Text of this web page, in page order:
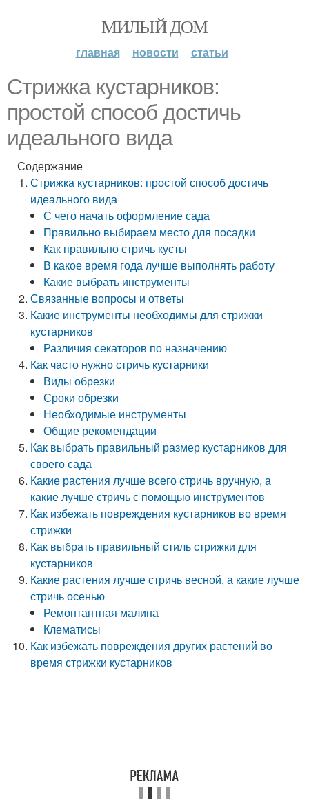
МИЛЫЙ ДОМ
главная новости статьи
Стрижка кустарников:
простой способ достичь
идеального вида
Содержание
Стрижка кустарников: простой способ достичь
идеального вида
С чего начать оформление сада
Правильно выбираем место для посадки
Как правильно стричь кусты
В какое время года лучше выполнять работу
Какие выбрать инструменты
Связанные вопросы и ответы
Какие инструменты необходимы для стрижки
кустарников
Различия секаторов по назначению
Как часто нужно стричь кустарники
Виды обрезки
Сроки обрезки
Необходимые инструменты
Общие рекомендации
Как выбрать правильный размер кустарников для
своего сада
Какие растения лучше всего стричь вручную, а
какие лучше стричь с помощью инструментов
Как избежать повреждения кустарников во время
стрижки
Как выбрать правильный стиль стрижки для
кустарников
Какие растения лучше стричь весной, а какие лучше
стричь осенью
Ремонтантная малина
Клематисы
Как избежать повреждения других растений во
время стрижки кустарников